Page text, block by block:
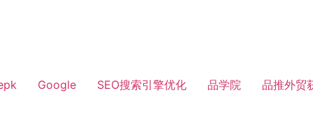
Google SEO搜索引擎优化 品学院 品推外贸